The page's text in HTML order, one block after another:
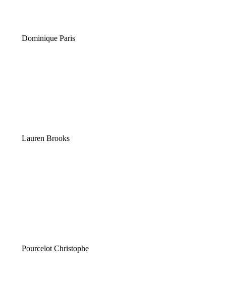
Dominique Paris
Lauren Brooks
Pourcelot Christophe